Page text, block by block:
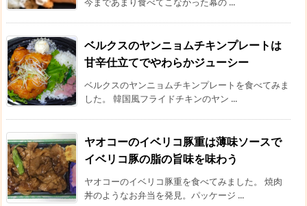
ベルクスのヤンニョムチキンプレートは
甘辛仕立てでやわらかジューシー
ベルクスのヤンニョムチキンプレートを食べてみま
した。 韓国風フライドチキンのヤン ...
ヤオコーのイベリコ豚重は薄味ソースで
イベリコ豚の脂の旨味を味わう
ヤオコーのイベリコ豚重を食べてみました。 焼肉
丼のようなお弁当を発見。パッケージ ...